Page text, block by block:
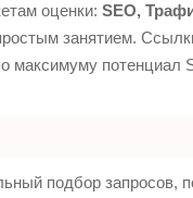
оценки: SEO,
занятием.
максимуму потенциал
подбор запросов,